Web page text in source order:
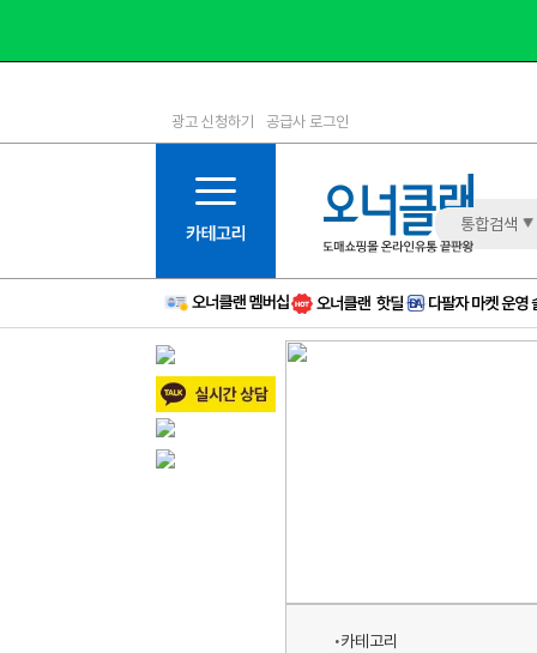
1등급
6등급
11등급
12등급
15등급
16등급
17등급
신규
주의
BAD
광고 신청하기 공급사 로그인
통합검색
카테고리